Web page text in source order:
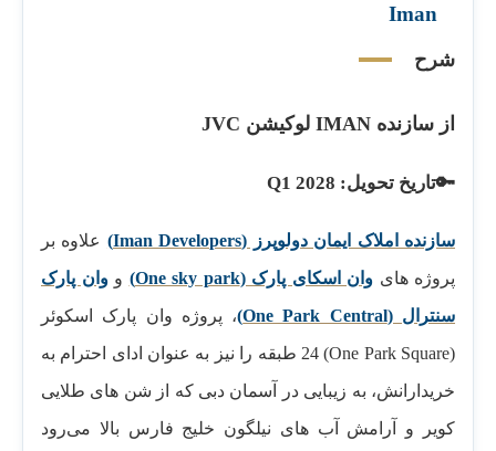
Iman
شرح
از سازنده IMAN لوکیشن JVC
🔑تاریخ تحویل: Q1 2028
سازنده املاک ایمان دولوپرز (Iman Developers)
علاوه بر
پروژه هایوان اسکای پارک (One sky park) ووان پارک
سنترال (One Park Central)
، پروژه وان پارک اسکوئر
(One Park Square) 24 طبقه را نیز به عنوان ادای احترام به
خریدارانش، به زیبایی در آسمان دبی که از شن های طلایی
کویر و آرامش آب های نیلگون خلیج فارس بالا می‌رود